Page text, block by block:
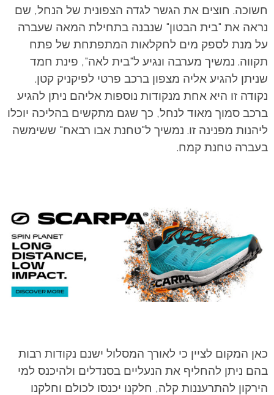
חשוכה. חוצים את הגשר לגדה הצפונית של הנחל, שם
נראה את "בית הבטון" שנבנה בתחילת המאה שעברה
על מנת לספק מים לחקלאות המתפתחת של פתח
תקווה. נמשיך מערבה ונגיע ל"בית לאה", פינת חמד
שניתן להגיע אליה מצפון ברכב פרטי לפיקניק קטן.
נקודה זו היא אחת מנקודות נוספות אליהם ניתן להגיע
ברכב סמוך מאוד לנחל, כך שגם מתקשים בהליכה יוכלו
ליהנות מפנינה זו. נמשיך ל"טחנת אבו רבאח" ששימשה
בעברה טחנת קמח.
כאן המקום לציין כי לאורך המסלול ישנם נקודות רבות
בהם ניתן להחליף את הנעליים בסנדלים ולהיכנס למי
הירקון להתרעננות קלה, חלקנו יכנסו לכולם וחלקנו